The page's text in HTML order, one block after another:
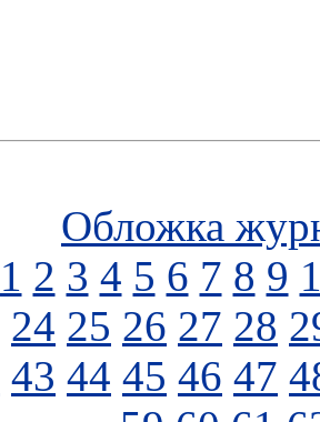
Обложка
1 2 3 4 5 6 7 8 9
24 25 26 27 28
43 44 45 46 47